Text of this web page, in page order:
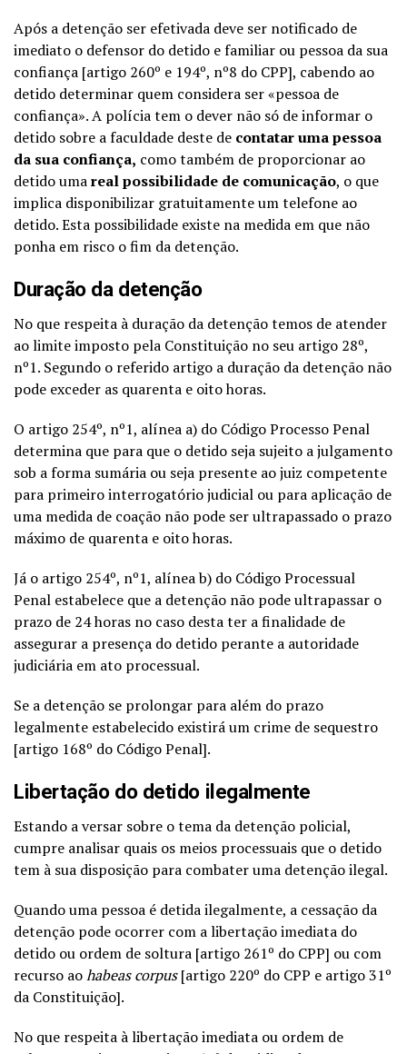
Após a detenção ser efetivada deve ser notificado de
imediato o defensor do detido e familiar ou pessoa da sua
confiança [artigo 260º e 194º, nº8 do CPP], cabendo ao
detido determinar quem considera ser «pessoa de
confiança». A polícia tem o dever não só de informar o
detido sobre a faculdade deste de contatar uma pessoa
da sua confiança, como também de proporcionar ao
detido umareal possibilidade de comunicação, o que
implica disponibilizar gratuitamente um telefone ao
detido. Esta possibilidade existe na medida em que não
ponha em risco o fim da detenção.
Duração da detenção
No que respeita à duração da detenção temos de atender
ao limite imposto pela Constituição no seu artigo 28º,
nº1. Segundo o referido artigo a duração da detenção não
pode exceder as quarenta e oito horas.
O artigo 254º, nº1, alínea a) do Código Processo Penal
determina que para que o detido seja sujeito a julgamento
sob a forma sumária ou seja presente ao juiz competente
para primeiro interrogatório judicial ou para aplicação de
uma medida de coação não pode ser ultrapassado o prazo
máximo de quarenta e oito horas.
Já o artigo 254º, nº1, alínea b) do Código Processual
Penal estabelece que a detenção não pode ultrapassar o
prazo de 24 horas no caso desta ter a finalidade de
assegurar a presença do detido perante a autoridade
judiciária em ato processual.
Se a detenção se prolongar para além do prazo
legalmente estabelecido existirá um crime de sequestro
[artigo 168º do Código Penal].
Libertação do detido ilegalmente
Estando a versar sobre o tema da detenção policial,
cumpre analisar quais os meios processuais que o detido
tem à sua disposição para combater uma detenção ilegal.
Quando uma pessoa é detida ilegalmente, a cessação da
detenção pode ocorrer com a libertação imediata do
detido ou ordem de soltura [artigo 261º do CPP] ou com
recurso aohabeas corpus[artigo 220º do CPP e artigo 31º
da Constituição].
No que respeita à libertação imediata ou ordem de